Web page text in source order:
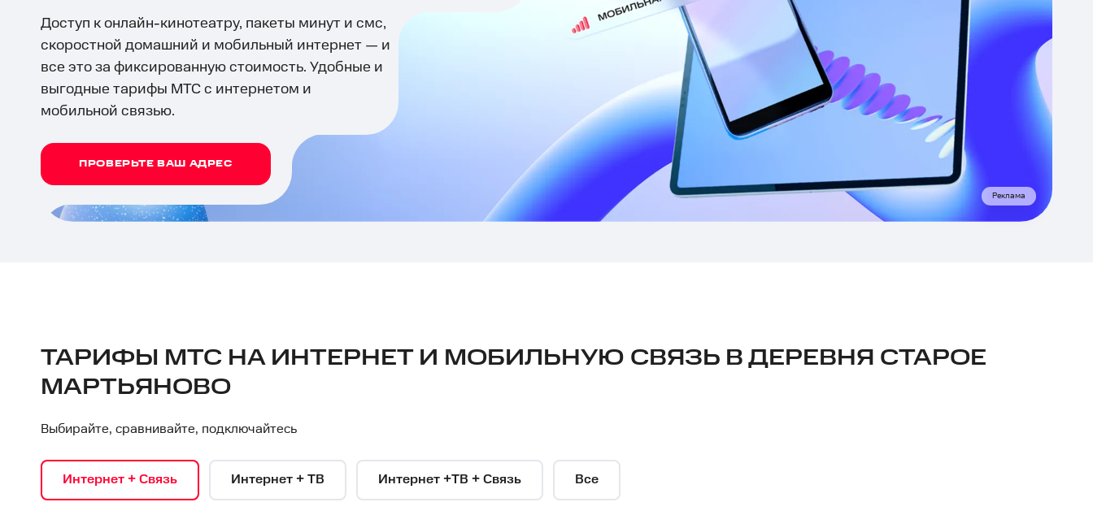
Доступ к онлайн-кинотеатру, пакеты минут и смс,
скоростной домашний и мобильный интернет — и
все это за фиксированную стоимость. Удобные и
выгодные тарифы МТС с интернетом и
мобильной связью.
ПРОВЕРЬТЕ ВАШ АДРЕС
Реклама
ТАРИФЫ МТС НА ИНТЕРНЕТ И МОБИЛЬНУЮ СВЯЗЬ В ДЕРЕВНЯ СТАРОЕ
МАРТЬЯНОВО
Выбирайте, сравнивайте, подключайтесь
Интернет + Связь Интернет + ТВ Интернет +ТВ + Связь Все